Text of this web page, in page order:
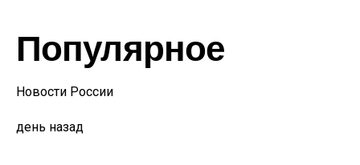
Популярное
Новости России
день назад